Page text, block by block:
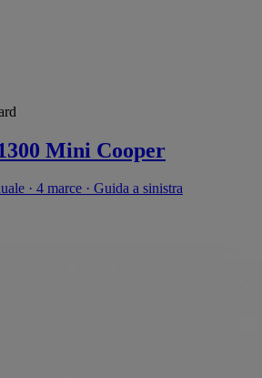
Mini Cooper
· 4 marce · Guida a sinistra